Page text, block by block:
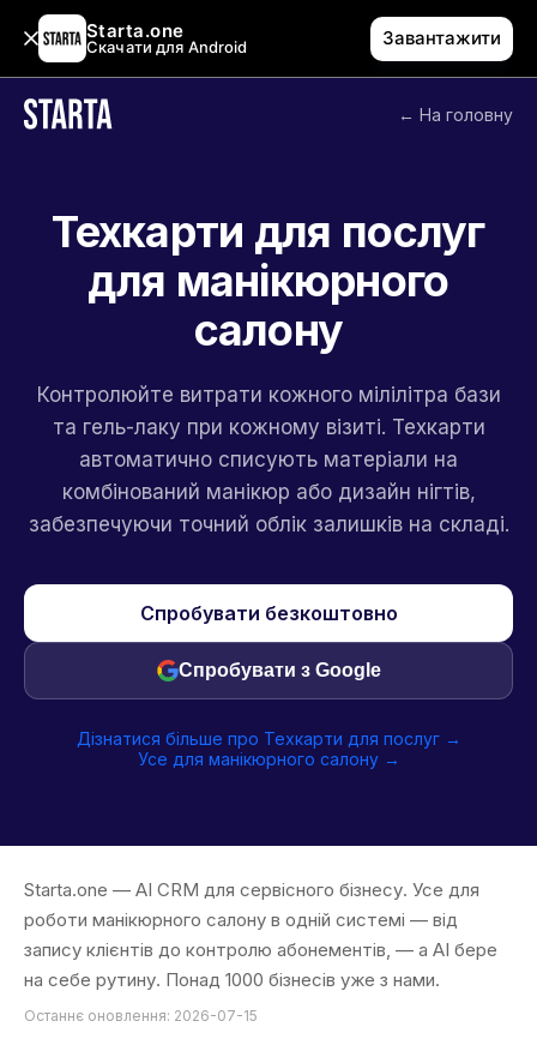
Starta.one
Скачати для Android Завантажити
← На головну
Техкарти для послуг
для манікюрного
салону
Контролюйте витрати кожного мілілітра бази
та гель-лаку при кожному візиті. Техкарти
автоматично списують матеріали на
комбінований манікюр або дизайн нігтів,
забезпечуючи точний облік залишків на складі.
Спробувати безкоштовно
Спробувати з Google
Дізнатися більше про Техкарти для послуг →
Усе для манікюрного салону →
Starta.one — AI CRM для сервісного бізнесу. Усе для
роботи манікюрного салону в одній системі — від
запису клієнтів до контролю абонементів, — а AI бере
на себе рутину. Понад 1000 бізнесів уже з нами.
Останнє оновлення: 2026-07-15